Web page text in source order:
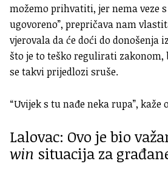
možemo prihvatiti, jer nema veze
ugovoreno”, prepričava nam
vjerovala da će doći do donošenja
što je to teško regulirati
se takvi prijedlozi sruše.
“Uvijek s tu nađe neka rupa”, kaže
Lalovac: Ovo je bio
win situacija za